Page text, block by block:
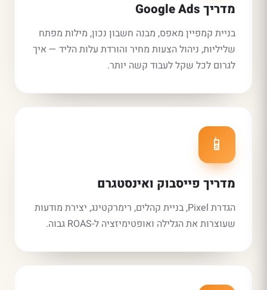
מדריך Google Ads
בניית קמפיין מאפס, מבנה חשבון נכון, מילות מפתח
שליליות, ניהול הצעות מחיר והורדת עלות הליד — איך
לגרום לכל שקל לעבוד קשה יותר.
📱
מדריך פייסבוק ואינסטגרם
הגדרת Pixel, בניית קהלים, רימרקטינג, יצירת מודעות
שעוצרות את הגלילה ואופטימיזציה ל-ROAS גבוה.